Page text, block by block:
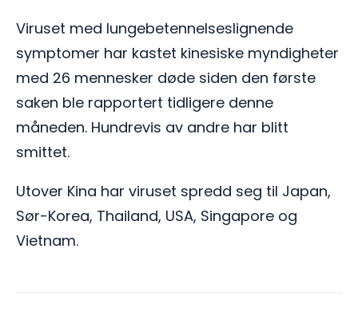
Viruset med lungebetennelseslignende
symptomer har kastet kinesiske myndigheter
med 26 mennesker døde siden den første
saken ble rapportert tidligere denne
måneden. Hundrevis av andre har blitt
smittet.
Utover Kina har viruset spredd seg til Japan,
Sør-Korea, Thailand, USA, Singapore og
Vietnam.